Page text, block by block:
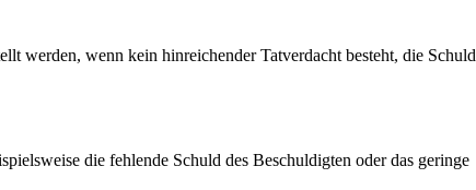
werden, wenn kein hinreichender Tatverdacht besteht, die Schuld
die fehlende Schuld des Beschuldigten oder das geringe